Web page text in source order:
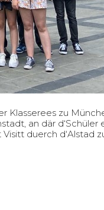
Klasserees zu
an där
duerch d‘Alstad